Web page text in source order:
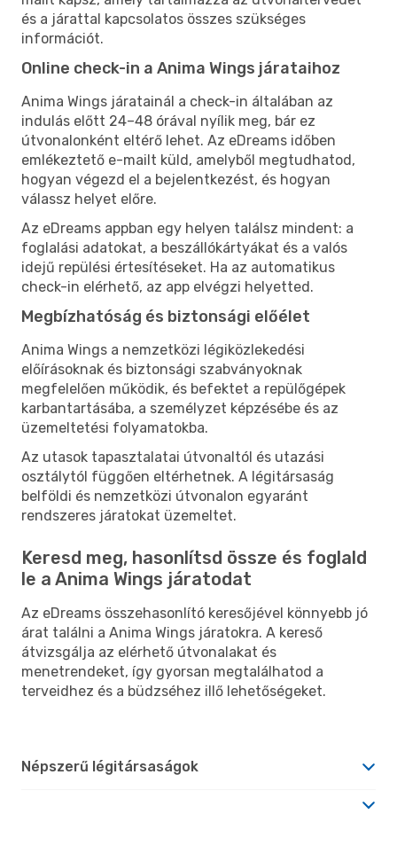
és a járattal kapcsolatos összes szükséges
információt.
Online check-in a Anima Wings járataihoz
Anima Wings járatainál a check-in általában az
indulás előtt 24–48 órával nyílik meg, bár ez
útvonalonként eltérő lehet. Az eDreams időben
emlékeztető e-mailt küld, amelyből megtudhatod,
hogyan végezd el a bejelentkezést, és hogyan
válassz helyet előre.
Az eDreams appban egy helyen találsz mindent: a
foglalási adatokat, a beszállókártyákat és a valós
idejű repülési értesítéseket. Ha az automatikus
check-in elérhető, az app elvégzi helyetted.
Megbízhatóság és biztonsági előélet
Anima Wings a nemzetközi légiközlekedési
előírásoknak és biztonsági szabványoknak
megfelelően működik, és befektet a repülőgépek
karbantartásába, a személyzet képzésébe és az
üzemeltetési folyamatokba.
Az utasok tapasztalatai útvonaltól és utazási
osztálytól függően eltérhetnek. A légitársaság
belföldi és nemzetközi útvonalon egyaránt
rendszeres járatokat üzemeltet.
Keresd meg, hasonlítsd össze és foglald
le a Anima Wings járatodat
Az eDreams összehasonlító keresőjével könnyebb jó
árat találni a Anima Wings járatokra. A kereső
átvizsgálja az elérhető útvonalakat és
menetrendeket, így gyorsan megtalálhatod a
terveidhez és a büdzséhez illő lehetőségeket.
Népszerű légitársaságok